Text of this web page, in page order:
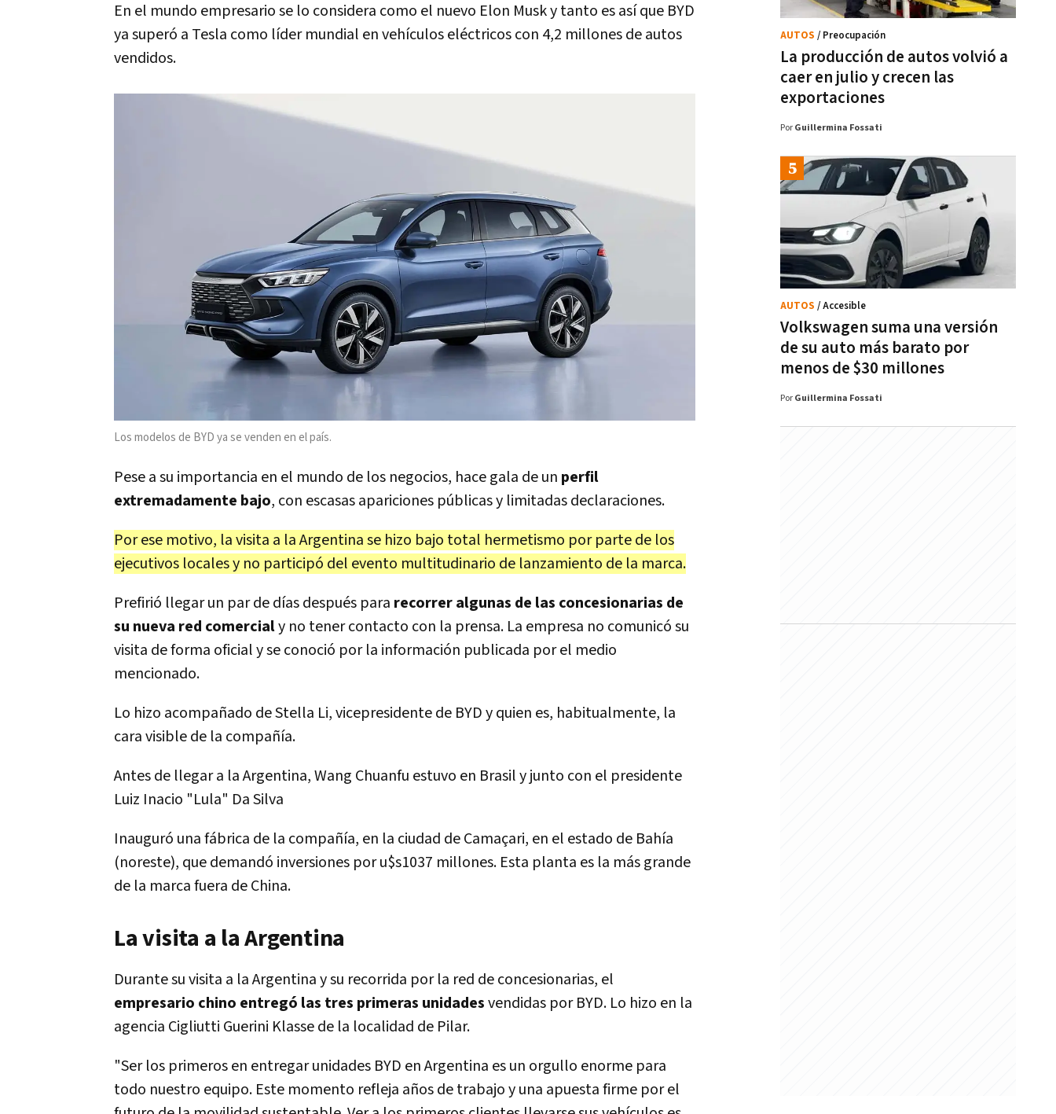
En el mundo empresario se lo considera como el nuevo Elon Musk y tanto es así que BYD
ya superó a Tesla como líder mundial en vehículos eléctricos con 4,2 millones de autos
vendidos.
Los modelos de BYD ya se venden en el país.
Pese a su importancia en el mundo de los negocios, hace gala de un perfil
extremadamente bajo, con escasas apariciones públicas y limitadas declaraciones.
Por ese motivo, la visita a la Argentina se hizo bajo total hermetismo por parte de los
ejecutivos locales y no participó del evento multitudinario de lanzamiento de la marca.
Prefirió llegar un par de días después para recorrer algunas de las concesionarias de
su nueva red comercialy no tener contacto con la prensa. La empresa no comunicó su
visita de forma oficial y se conoció por la información publicada por el medio
mencionado.
Lo hizo acompañado de Stella Li, vicepresidente de BYD y quien es, habitualmente, la
cara visible de la compañía.
Antes de llegar a la Argentina, Wang Chuanfu estuvo en Brasil y junto con el presidente
Luiz Inacio "Lula" Da Silva
Inauguró una fábrica de la compañía, en la ciudad de Camaçari, en el estado de Bahía
(noreste), que demandó inversiones por u$s1037 millones. Esta planta es la más grande
de la marca fuera de China.
La visita a la Argentina
Durante su visita a la Argentina y su recorrida por la red de concesionarias, el
empresario chino entregó las tres primeras unidadesvendidas por BYD. Lo hizo en la
agencia Cigliutti Guerini Klasse de la localidad de Pilar.
"Ser los primeros en entregar unidades BYD en Argentina es un orgullo enorme para
todo nuestro equipo. Este momento refleja años de trabajo y una apuesta firme por el
La producción de autos volvió a
caer en julio y crecen las
exportaciones
AUTOS / Preocupación
Por Guillermina Fossati
Volkswagen suma una versión
de su auto más barato por
menos de $30 millones
AUTOS / Accesible
Por Guillermina Fossati